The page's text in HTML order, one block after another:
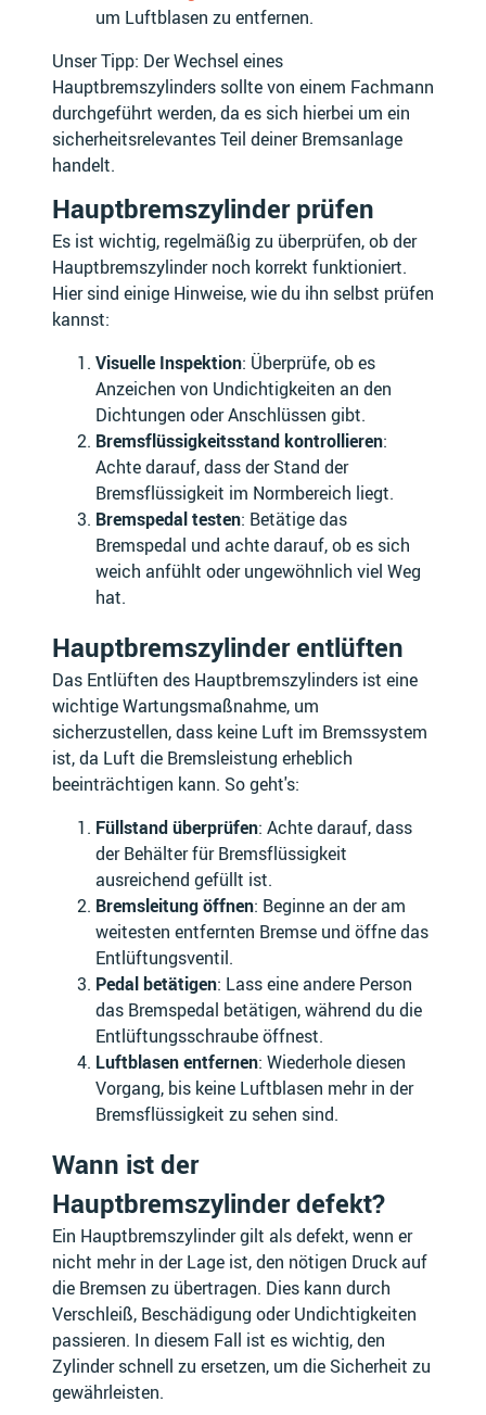
BUELL
BUICK BYD
CADILLAC CAGIVA
CATERHAM CCM
CF MOTO CHERY
CHEVROLET CHRYSLER
CITROËN CPI
CUPRA
DAELIM DAEWOO
DAF DAIHATSU
DAIMLER DE LOREAN
DERBI DFSK
um Luftblasen zu entfernen.
Unser Tipp: Der Wechsel eines
Hauptbremszylinders sollte von einem Fachmann
durchgeführt werden, da es sich hierbei um ein
sicherheitsrelevantes Teil deiner Bremsanlage
handelt.
Hauptbremszylinder prüfen
Es ist wichtig, regelmäßig zu überprüfen, ob der
Hauptbremszylinder noch korrekt funktioniert.
Hier sind einige Hinweise, wie du ihn selbst prüfen
kannst:
Visuelle Inspektion: Überprüfe, ob es
Anzeichen von Undichtigkeiten an den
Dichtungen oder Anschlüssen gibt.
Bremsflüssigkeitsstand kontrollieren:
Achte darauf, dass der Stand der
Bremsflüssigkeit im Normbereich liegt.
Bremspedal testen: Betätige das
Bremspedal und achte darauf, ob es sich
weich anfühlt oder ungewöhnlich viel Weg
hat.
Hauptbremszylinder entlüften
Das Entlüften des Hauptbremszylinders ist eine
wichtige Wartungsmaßnahme, um
sicherzustellen, dass keine Luft im Bremssystem
ist, da Luft die Bremsleistung erheblich
beeinträchtigen kann. So geht's:
Füllstand überprüfen: Achte darauf, dass
der Behälter für Bremsflüssigkeit
ausreichend gefüllt ist.
Bremsleitung öffnen: Beginne an der am
weitesten entfernten Bremse und öffne das
Entlüftungsventil.
Pedal betätigen: Lass eine andere Person
das Bremspedal betätigen, während du die
Entlüftungsschraube öffnest.
Luftblasen entfernen: Wiederhole diesen
Vorgang, bis keine Luftblasen mehr in der
Bremsflüssigkeit zu sehen sind.
Wann ist der
Hauptbremszylinder defekt?
Ein Hauptbremszylinder gilt als defekt, wenn er
nicht mehr in der Lage ist, den nötigen Druck auf
die Bremsen zu übertragen. Dies kann durch
Verschleiß, Beschädigung oder Undichtigkeiten
passieren. In diesem Fall ist es wichtig, den
Zylinder schnell zu ersetzen, um die Sicherheit zu
gewährleisten.